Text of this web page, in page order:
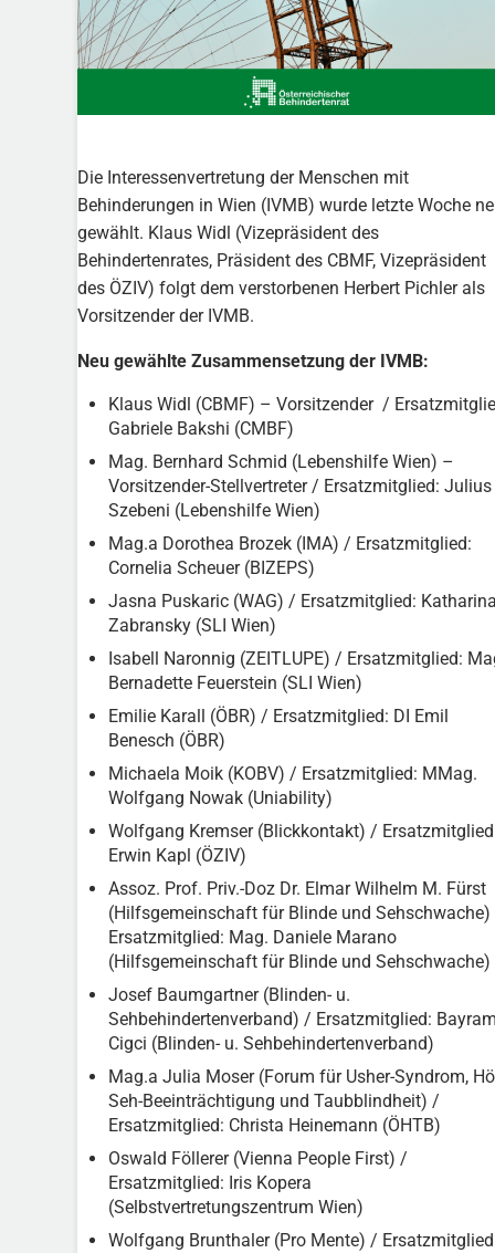
Die Interessenvertretung der Menschen mit
Behinderungen in Wien (IVMB) wurde letzte Woche
gewählt. Klaus Widl (Vizepräsident des
Behindertenrates, Präsident des CBMF, Vizepräsident
des ÖZIV) folgt dem verstorbenen Herbert Pichler als
Vorsitzender der IVMB.
Neu gewählte Zusammensetzung der IVMB:
Klaus Widl (CBMF) – Vorsitzender /
Gabriele Bakshi (CMBF)
Mag. Bernhard Schmid (Lebenshilfe Wien) –
Vorsitzender-Stellvertreter / Ersatzmitglied: Julius
Szebeni (Lebenshilfe Wien)
Mag.a Dorothea Brozek (IMA) / Ersatzmitglied:
Cornelia Scheuer (BIZEPS)
Jasna Puskaric (WAG) / Ersatzmitglied:
Zabransky (SLI Wien)
Isabell Naronnig (ZEITLUPE) / Ersatzmitglied:
Bernadette Feuerstein (SLI Wien)
Emilie Karall (ÖBR) / Ersatzmitglied: DI Emil
Benesch (ÖBR)
Michaela Moik (KOBV) / Ersatzmitglied: MMag.
Wolfgang Nowak (Uniability)
Wolfgang Kremser (Blickkontakt) /
Erwin Kapl (ÖZIV)
Assoz. Prof. Priv.-Doz Dr. Elmar Wilhelm M. Fürst
(Hilfsgemeinschaft für Blinde und
Ersatzmitglied: Mag. Daniele Marano
(Hilfsgemeinschaft für Blinde und Sehschwache)
Josef Baumgartner (Blinden- u.
Sehbehindertenverband) / Ersatzmitglied:
Cigci (Blinden- u. Sehbehindertenverband)
Mag.a Julia Moser (Forum für Usher-Syndrom,
Seh-Beeinträchtigung und Taubblindheit) /
Ersatzmitglied: Christa Heinemann (ÖHTB)
Oswald Föllerer (Vienna People First) /
Ersatzmitglied: Iris Kopera
(Selbstvertretungszentrum Wien)
Wolfgang Brunthaler (Pro Mente) /